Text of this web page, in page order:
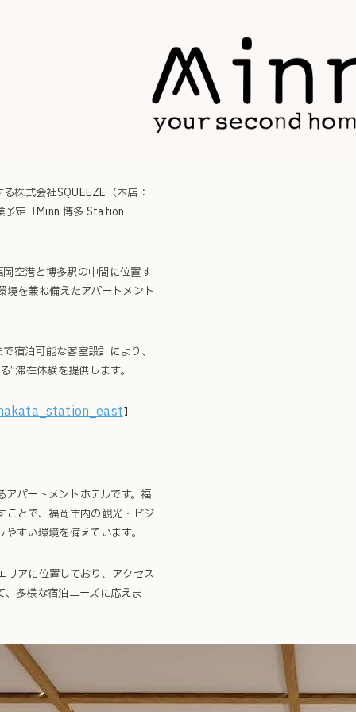
株式会社SQUEEZE（本店：
予定「Minn 博多 Station
空港と博多駅の中間に位置す
を兼ね備えたアパートメント
宿泊可能な客室設計により、
滞在体験を提供します。
】
パートメントホテルです。福
ことで、福岡市内の観光・ビジ
すい環境を備えています。
アに位置しており、アクセス
多様な宿泊ニーズに応えま